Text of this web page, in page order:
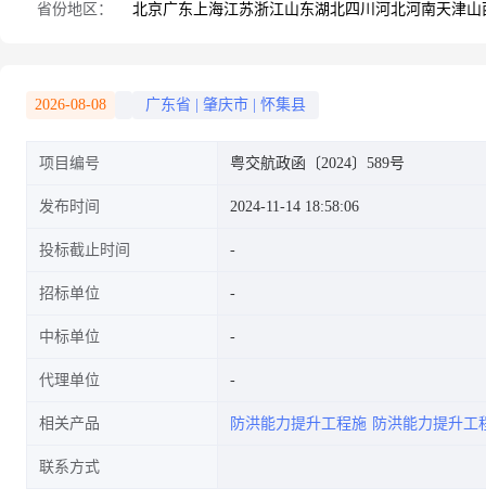
施工项目通航水域水上水下施工
作业审批办理意见的函
省份地区： 北京广东 上海江苏浙江山东湖北四川 河北河南天津山
2026-08-08 广东省 肇庆市 怀集县
项目编号 粤交航政函〔2024〕589号
发布时间 2024-11-14 18:58:06
投标截止时间
招标单位
中标单位
代理单位
相关产品 防洪能力提升工程施 防洪能力提升工
联系方式